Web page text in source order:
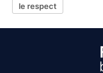
le respect